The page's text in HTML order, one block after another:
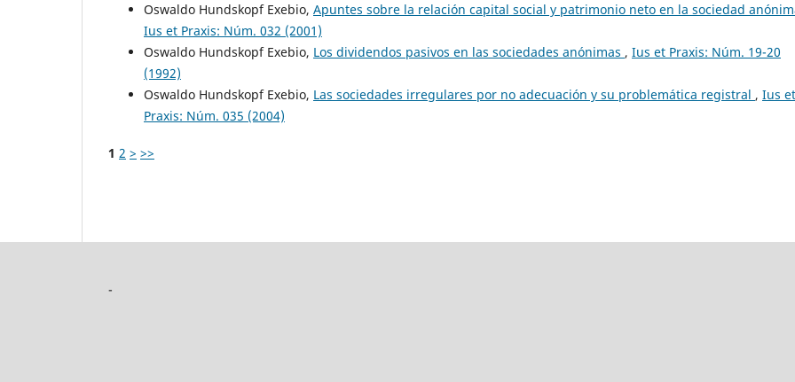
Oswaldo Hundskopf Exebio, Apuntes sobre la relación capital social y patrimonio neto en la sociedad
Ius et Praxis: Núm. 032 (2001)
Oswaldo Hundskopf Exebio, Los dividendos pasivos en las sociedades anónimas , Ius et Praxis: Núm. 19-20
(1992)
Oswaldo Hundskopf Exebio, Las sociedades irregulares por no adecuación y su problemática registral , Ius et
Praxis: Núm. 035 (2004)
1 2 > >>
-